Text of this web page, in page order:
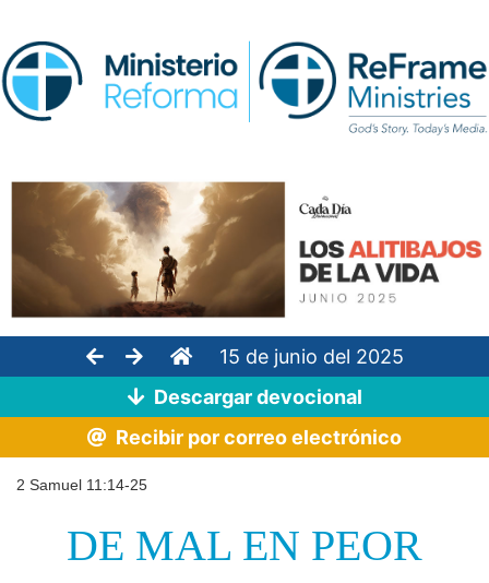
15 de junio del 2025
Descargar devocional
Recibir por correo electrónico
2 Samuel 11:14-25
DE MAL EN PEOR